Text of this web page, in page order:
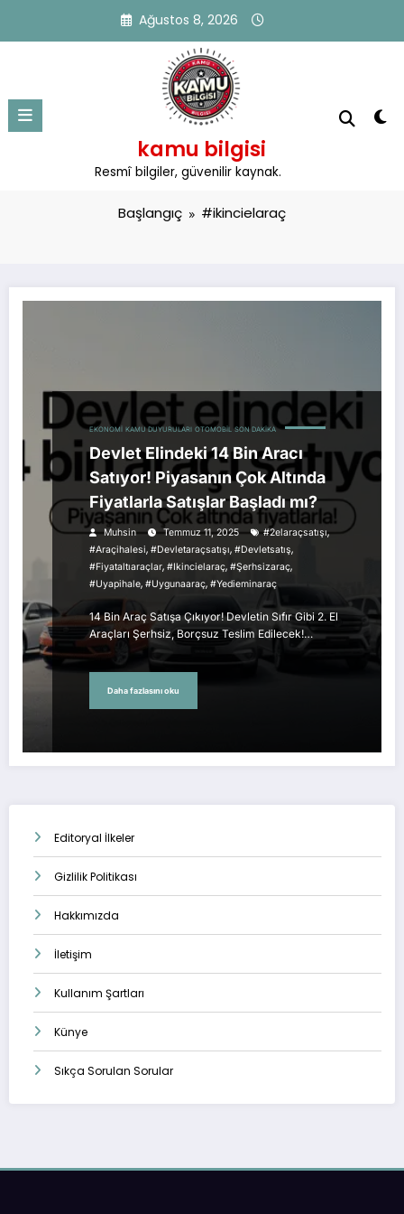
Ağustos 8, 2026
kamu bilgisi
Resmî bilgiler, güvenilir kaynak.
Etiket: #ikincielaraç
Başlangıç #ikincielaraç
EKONOMI KAMU DUYURULARI OTOMOBIL SON DAKIKA
Devlet Elindeki 14 Bin Aracı
Satıyor! Piyasanın Çok Altında
Fiyatlarla Satışlar Başladı mı?
Muhsin Temmuz 11, 2025 #2elaraçsatışı,
#araçihalesi, #devletaraçsatışı, #devletsatış,
#fiyataltıaraçlar, #ikincielaraç, #şerhsizaraç,
#uyapihale, #uygunaaraç, #yedieminaraç
14 Bin Araç Satışa Çıkıyor! Devletin Sıfır Gibi 2. El
Araçları Şerhsiz, Borçsuz Teslim Edilecek!…
Daha fazlasını oku
Editoryal İlkeler
Gizlilik Politikası
Hakkımızda
İletişim
Kullanım Şartları
Künye
Sıkça Sorulan Sorular